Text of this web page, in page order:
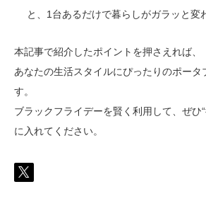
と、1台あるだけで暮らしがガラッと変
本記事で紹介したポイントを押さえれば、
あなたの生活スタイルにぴったりのポータ
す。
ブラックフライデーを賢く利用して、ぜひ
に入れてください。